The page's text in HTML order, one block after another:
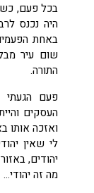
בכל פעם,
היה נכנס
באחת
שום עיר
התורה.
פעם הגעתי
העסקים
ואזכה אותו
לי שאין
יהודים,
מה זה יהודי...